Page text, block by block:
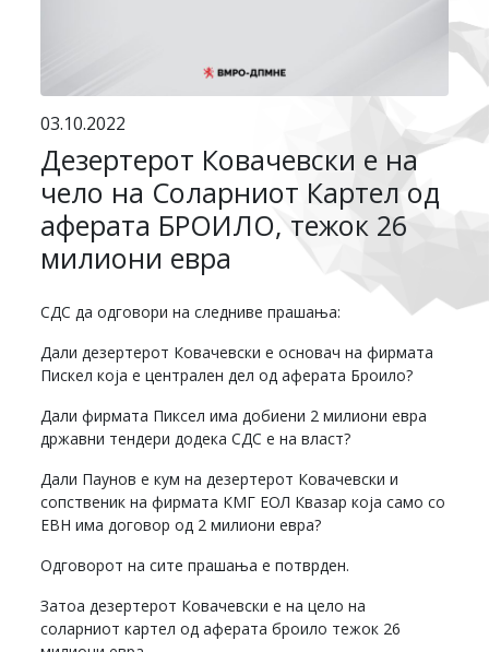
03.10.2022
Дезертерот Ковачевски е на
чело на Соларниот Картел од
аферата БРОИЛО, тежок 26
милиони евра
СДС да одговори на следниве прашања:
Дали дезертерот Ковачевски е основач на фирмата
Пискел која е централен дел од аферата Броило?
Дали фирмата Пиксел има добиени 2 милиони евра
државни тендери додека СДС е на власт?
Дали Паунов е кум на дезертерот Ковачевски и
сопственик на фирмата КМГ ЕОЛ Квазар која само со
ЕВН има договор од 2 милиони евра?
Одговорот на сите прашања е потврден.
Затоа дезертерот Ковачевски е на цело на
соларниот картел од аферата броило тежок 26